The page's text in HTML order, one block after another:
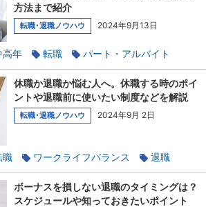
方法まで紹介
転職･退職ノウハウ 2024年9月13日
高年 転職
パート・アルバイト
休職か退職か悩む人へ。休職する時のポイ
ントや退職前に使いたい制度などを解説
転職･退職ノウハウ 2024年9月 2日
職 ワークライフバランス
退職
ボーナスを損しない退職のタイミングは？
スケジュールや知っておきたいポイント